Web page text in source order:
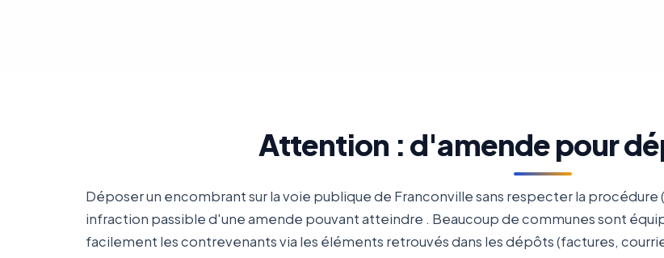
Attention : d'amende pour
Déposer un encombrant sur la voie publique de Franconville sans respecter la procédure
infraction passible d'une amende pouvant atteindre . Beaucoup de communes sont
facilement les contrevenants via les éléments retrouvés dans les dépôts (factures,